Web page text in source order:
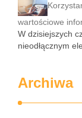
wartościowe
W dzisiejszych
nieodłącznym
Archiwa